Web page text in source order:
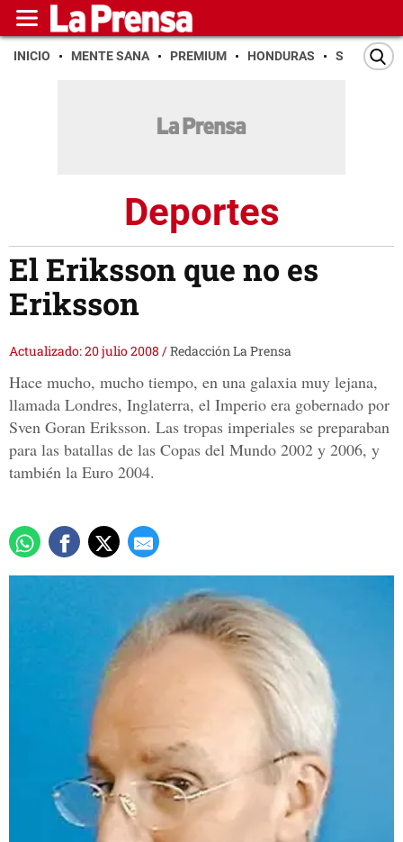
INICIO MENTE SANA PREMIUM HONDURAS SAN PEDRO
Deportes
El Eriksson que no es
Eriksson
Actualizado: 20 julio 2008 /Redacción La Prensa
Hace mucho, mucho tiempo, en una galaxia muy lejana,
llamada Londres, Inglaterra, el Imperio era gobernado por
Sven Goran Eriksson. Las tropas imperiales se preparaban
para las batallas de las Copas del Mundo 2002 y 2006, y
también la Euro 2004.